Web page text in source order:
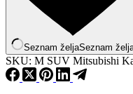
Seznam željaSeznam
SKU: M SUV Mitsubishi